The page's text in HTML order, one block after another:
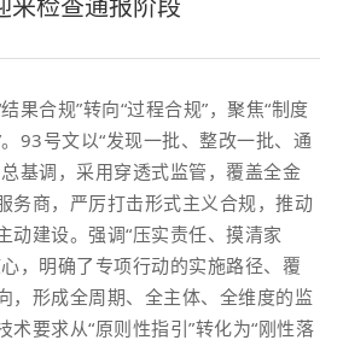
果合规”转向“过程合规”，聚焦“制度
93号文以“发现一批、整改一批、通
基调，采用穿透式监管，覆盖全金
务商，严厉打击形式主义合规，推动
动建设。强调“压实责任、摸清家
，明确了专项行动的实施路径、覆
，形成全周期、全主体、全维度的监
术要求从“原则性指引”转化为“刚性落